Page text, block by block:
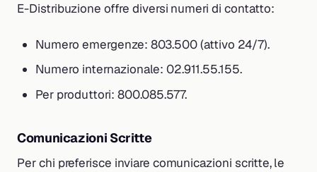
E-Distribuzione offre diversi numeri di contatto:
Numero emergenze: 803.500 (attivo 24/7).
Numero internazionale: 02.911.55.155.
Per produttori: 800.085.577.
Comunicazioni Scritte
Per chi preferisce inviare comunicazioni scritte, le